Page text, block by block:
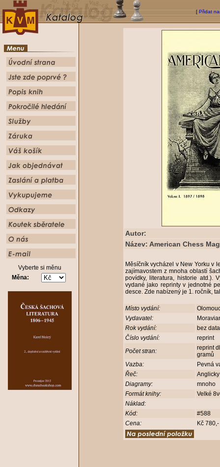
[ Přidat
Vyberte si měnu
Měna:
Autor:
Název: American Chess
Měsíčník vycházel v New Yorku v
zajímavostem z mnoha oblastí
povídky, literatura, historie atd.).
vydané jako reprinty v jednotné
desce. Zde nabízený je 1. ročník,
Místo vydání:
Vydavatel:
Rok vydání:
bez
Číslo vydání:
reprint
Počet stran:
reprint
gramů
Vazba:
Pevná
Řeč:
Diagramy:
mnoho
Formát knihy:
Velké
Náklad:
Kód:
#588
Cena:
Kč